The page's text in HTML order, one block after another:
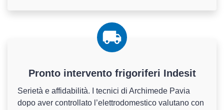
Pronto intervento frigoriferi Indesit
Serietà e affidabilità. I tecnici di Archimede Pavia
dopo aver controllato l’elettrodomestico valutano con